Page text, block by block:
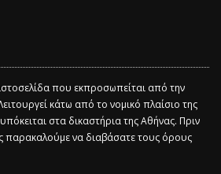
ιστοσελίδα που εκπροσωπείται από την
κάτω από το νομικό πλαίσιο της
υπόκειται στα δικαστήρια της Αθήνας. Πριν
παρακαλούμε να διαβάσατε τους όρους